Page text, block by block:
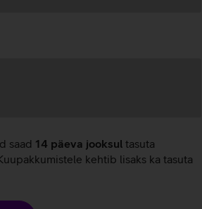
saad 14 päeva jooksul tasuta
kehtib lisaks ka tasuta